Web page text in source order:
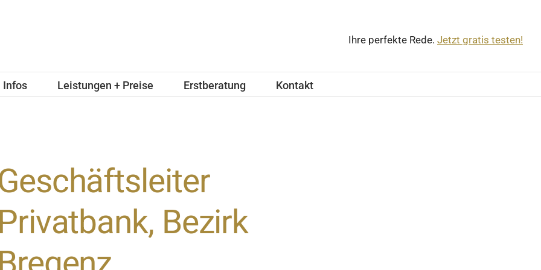
Ihre perfekte Rede. Jetzt gratis testen!
Infos Leistungen + Preise Erstberatung Kontakt
Privatbank, Bezirk